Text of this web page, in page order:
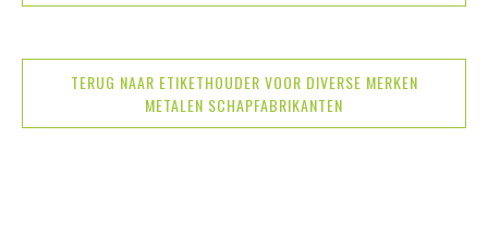
TERUG NAAR ETIKETHOUDER VOOR DIVERSE MERKEN
METALEN SCHAPFABRIKANTEN